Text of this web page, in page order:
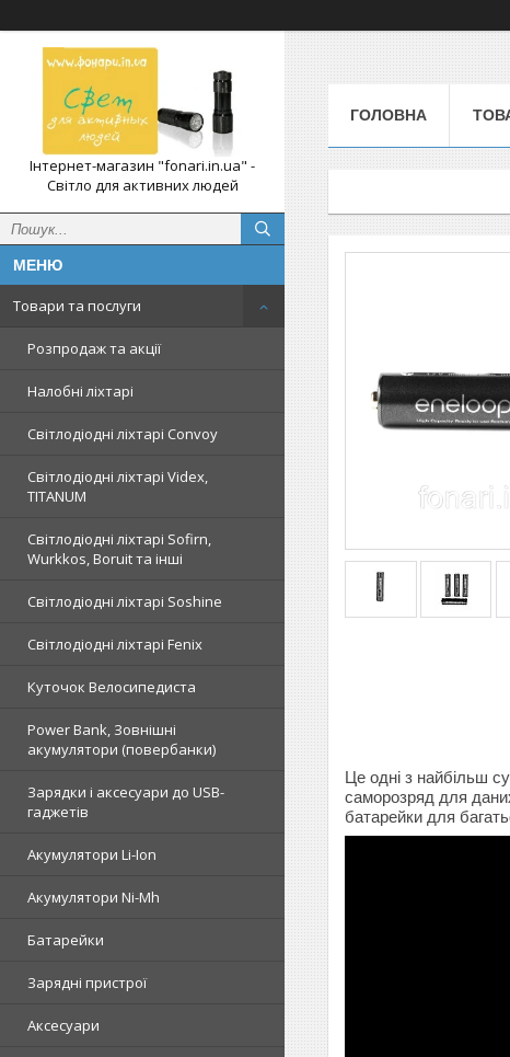
Інтернет-магазин "fonari.in.ua" -
Світло для активних людей
Товари та послуги
Розпродаж та акції
Налобні ліхтарі
Світлодіодні ліхтарі Convoy
Світлодіодні ліхтарі Videx,
TITANUM
Світлодіодні ліхтарі Sofirn,
Wurkkos, Boruit та інші
Світлодіодні ліхтарі Soshine
Світлодіодні ліхтарі Fenix
Куточок Велосипедиста
Power Bank, Зовнішні
акумулятори (повербанки)
Зарядки і аксесуари до USB-
гаджетів
Акумулятори Li-Ion
Акумулятори Ni-Mh
Батарейки
Зарядні пристрої
Аксесуари
ГОЛОВНА
Це одні з найбільш
саморозряд для
батарейки для